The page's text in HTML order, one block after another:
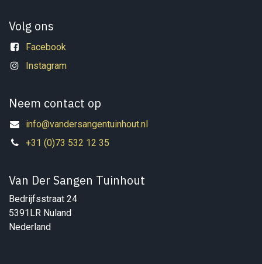
Volg ons
Facebook
Instagram
Neem contact op
info@vandersangentuinhout.nl
+31 (0)73 532 12 35
Van Der Sangen Tuinhout
Bedrijfsstraat 24
5391LR Nuland
Nederland